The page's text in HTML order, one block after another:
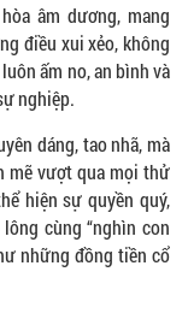
âm dương, mang
điều xui xẻo, không
ấm no, an bình và
nghiệp.
dáng, tao nhã, mà
mẽ vượt qua mọi thử
hiện sự quyền quý,
cùng “nghìn con
những đồng tiền cổ